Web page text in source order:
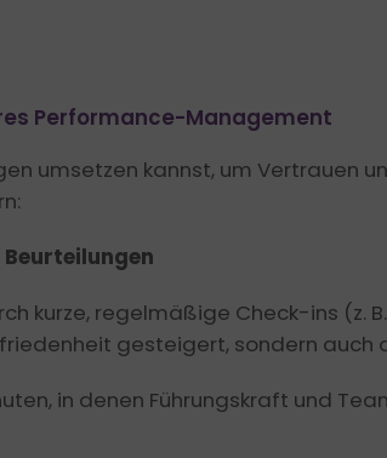
Performance-Management
umsetzen kannst, um Vertrauen
kurze, regelmäßige Check-ins (z.
gesteigert, sondern auch
in denen Führungskraft und